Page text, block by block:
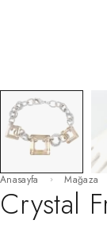
Anasayfa Mağaza
Crystal